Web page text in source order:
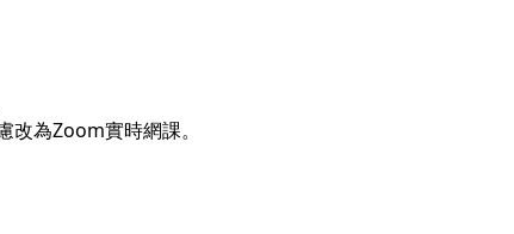
為Zoom實時網課。